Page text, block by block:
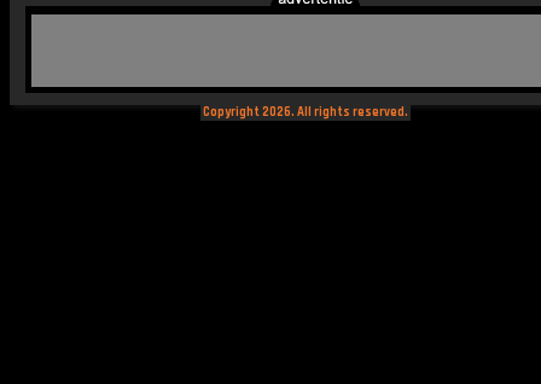
Copyright 2026. All rights reserved.